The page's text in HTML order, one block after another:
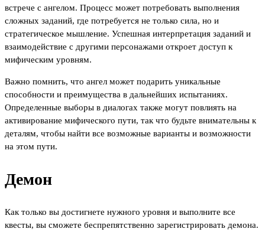
встрече с ангелом. Процесс может потребовать выполнения
сложных заданий, где потребуется не только сила, но и
стратегическое мышление. Успешная интерпретация заданий и
взаимодействие с другими персонажами откроет доступ к
мифическим уровням.
Важно помнить, что ангел может подарить уникальные
способности и преимущества в дальнейших испытаниях.
Определенные выборы в диалогах также могут повлиять на
активирование мифического пути, так что будьте внимательны к
деталям, чтобы найти все возможные варианты и возможности
на этом пути.
Демон
Как только вы достигнете нужного уровня и выполните все
квесты, вы сможете беспрепятственно зарегистрировать демона.